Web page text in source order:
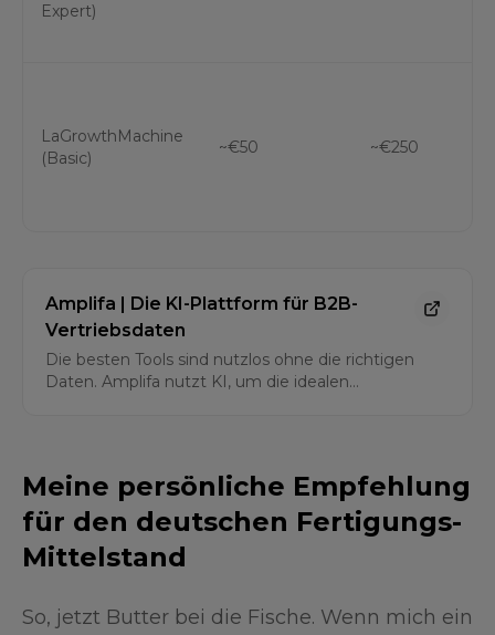
Expert)
LaGrowthMachine
(Basic)
~€50 ~€250
Amplifa | Die KI-Plattform für B2B-
Vertriebsdaten
Die besten Tools sind nutzlos ohne die richtigen
Daten. Amplifa nutzt KI, um die idealen
senden, wissen Sie, mit wem Sie sprechen
müssen. Und warum.
Meine persönliche Empfehlung
für den deutschen Fertigungs-
Mittelstand
So, jetzt Butter bei die Fische. Wenn mich ein